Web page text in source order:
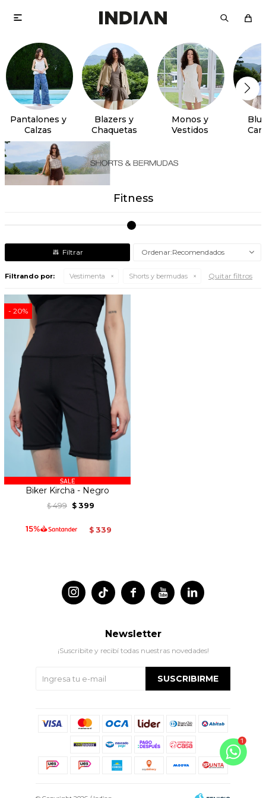

Pantalones y
Calzas
Blazers y
Chaquetas
Monos y
Vestidos
Fitness
Recomendados
Filtrando por: Vestimenta Shorts y bermudas Quitar filtros
20
Biker Kircha - Negro
$ 499 $ 399
$ 339
 
 
Newsletter
¡Suscribite y recibí todas nuestras novedades!
SUSCRIBIRME